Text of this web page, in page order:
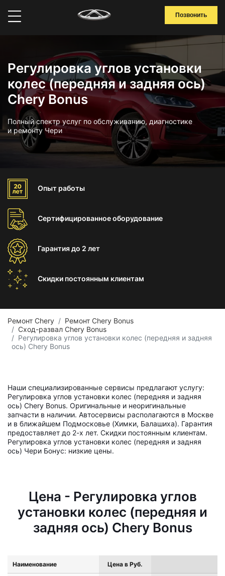
Позвонить
Регулировка углов установки
колес (передняя и задняя ось)
Chery Bonus
Полный спектр услуг по обслуживанию, диагностике
и ремонту Чери
Опыт работы
Сертифицированноеоборудование
Гарантиядо 2 лет
Скидки постоянным клиентам
Ремонт Chery
Ремонт Chery Bonus
Сход-развал Chery Bonus
Регулировка углов установки колес (передняя и задняя
ось) Chery Bonus
Наши специализированные сервисы предлагают услугу:
Регулировка углов установки колес (передняя и задняя
ось) Chery Bonus. Оригинальные и неоригинальные
запчасти в наличии. Автосервисы располагаются в Москве
и в ближайшем Подмосковье (Химки, Балашиха). Гарантия
предоставляет до 2-х лет. Скидки постоянным клиентам.
Регулировка углов установки колес (передняя и задняя
ось) Чери Бонус: низкие цены.
Цена - Регулировка углов
установки колес (передняя и
задняя ось) Chery Bonus
Наименование Цена в Руб.